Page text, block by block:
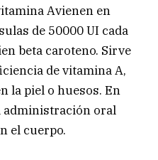
Avienen en
de 50000 UI cada
beta caroteno. Sirve
de vitamina A,
la piel o huesos. En
administración oral
el cuerpo.